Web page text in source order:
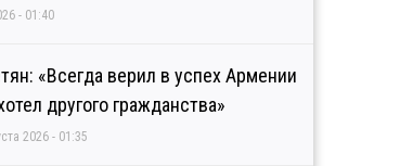
- 01:40
«Всегда верил в успех Армении
другого гражданства»
2026 - 01:35